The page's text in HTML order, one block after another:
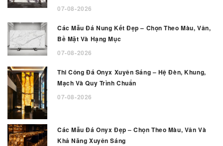
07-08-2026
Các Mẫu Đá Nung Kết Đẹp – Chọn Theo Màu, Vân,
Bề Mặt Và Hạng Mục
07-08-2026
Thi Công Đá Onyx Xuyên Sáng – Hệ Đèn, Khung,
Mạch Và Quy Trình Chuẩn
07-08-2026
Các Mẫu Đá Onyx Đẹp – Chọn Theo Màu, Vân Và
Khả Năng Xuyên Sáng